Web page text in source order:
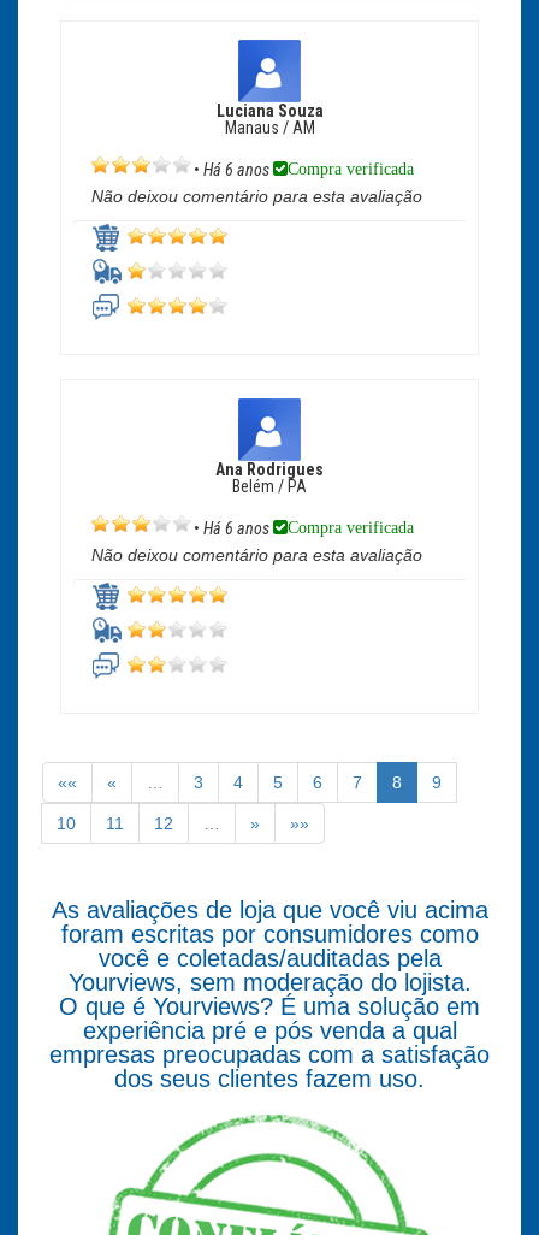
Luciana Souza
Manaus / AM
• Há 6 anos Compra verificada
Não deixou comentário para esta avaliação
Ana Rodrigues
Belém / PA
• Há 6 anos Compra verificada
Não deixou comentário para esta avaliação
«« « … 3 4 5 6 7 8 9
10 11 12 … » »»
As avaliações de loja que você viu acima
foram escritas por consumidores como
você e coletadas/auditadas pela
Yourviews, sem moderação do lojista.
O que é Yourviews? É uma solução em
experiência pré e pós venda a qual
empresas preocupadas com a satisfação
dos seus clientes fazem uso.